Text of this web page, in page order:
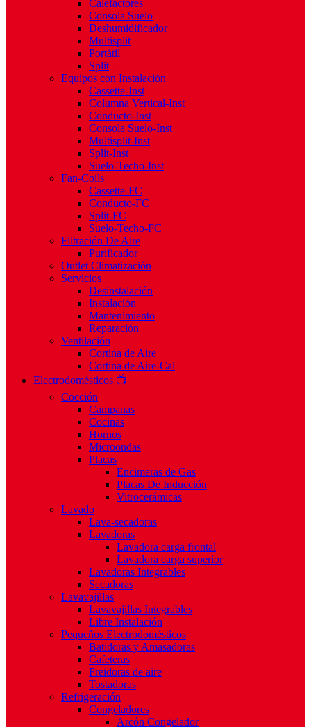
Calefactores
Consola Suelo
Deshumidificador
Multisplit
Portátil
Split
Equipos con Instalación
Cassette-Inst
Columna Vertical-Inst
Conducto-Inst
Consola Suelo-Inst
Multisplit-Inst
Split-Inst
Suelo-Techo-Inst
Fan-Coils
Cassette-FC
Conducto-FC
Split-FC
Suelo-Techo-FC
Filtración De Aire
Purificador
Outlet Climatización
Servicios
Desinstalación
Instalación
Mantenimiento
Reparación
Ventilación
Cortina de Aire
Cortina de Aire-Cal
Electrodomésticos 📺
Cocción
Campanas
Cocinas
Hornos
Microondas
Placas
Encimeras de Gas
Placas De Inducción
Vitrocerámicas
Lavado
Lava-secadoras
Lavadoras
Lavadora carga frontal
Lavadora carga superior
Lavadoras Integrables
Secadoras
Lavavajillas
Lavavajillas Integrables
Libre Instalación
Pequeños Electrodomésticos
Batidoras y Amasadoras
Cafeteras
Freidoras de aire
Tostadoras
Refrigeración
Congeladores
Arcón Congelador